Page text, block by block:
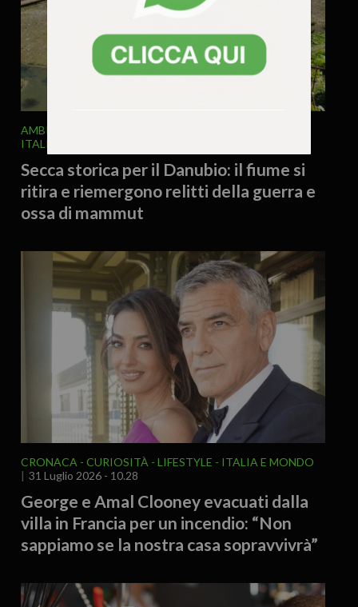
AMBIENTE
ITALIA E MONDO
Secca storica per il Danubio: il fiume si
ritira e riemergono relitti della guerra e
ossa di mammut
CRONACA CURIOSITÀ - LIFESTYLE
ITALIA E MONDO
31 Luglio 2026 - 10.28
George e Amal Clooney evacuati dalla
villa in Francia per un incendio: “Non
sappiamo se la nostra casa sopravvivrà”